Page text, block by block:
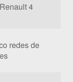
4
redes de